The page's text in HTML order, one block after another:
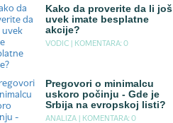
Kako da proverite da li još
uvek imate besplatne
akcije?
VODIC | KOMENTARA: 0
Pregovori o minimalcu
uskoro počinju - Gde je
Srbija na evropskoj listi?
ANALIZA | KOMENTARA: 0